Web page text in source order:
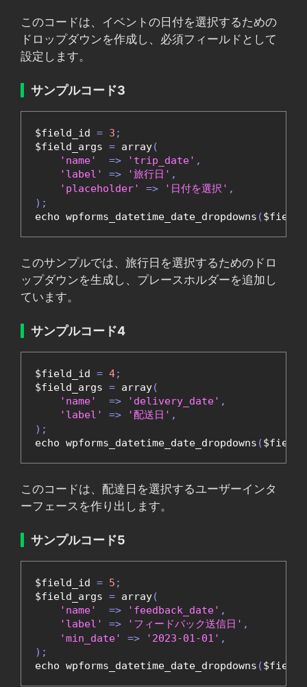
このコードは、イベントの日付を選択するための
ドロップダウンを作成し、必須フィールドとして
設定します。
サンプルコード3
$field_id = 3 ;
$field_args = array(
'name'
=> 'trip_date' ,
'label'
=> '旅行日' ,
'placeholder'
=> '日付を選択' ,
);
echo wpforms_datetime_date_dropdowns (
このサンプルでは、旅行日を選択するためのドロ
ップダウンを生成し、プレースホルダーを追加し
ています。
サンプルコード4
$field_id = 4;
$field_args = array(
'name'
=> 'delivery_date' ,
'label'
=> '配送日' ,
);
echo wpforms_datetime_date_dropdowns (
このコードは、配達日を選択するユーザーインタ
ーフェースを作り出します。
サンプルコード5
$field_id = 5 ;
$field_args = array(
'name'
=> 'feedback_date' ,
'label'
=> 'フィードバック送信日' ,
'min_date'
=> '2023-01-01' ,
);
echo wpforms_datetime_date_dropdowns (